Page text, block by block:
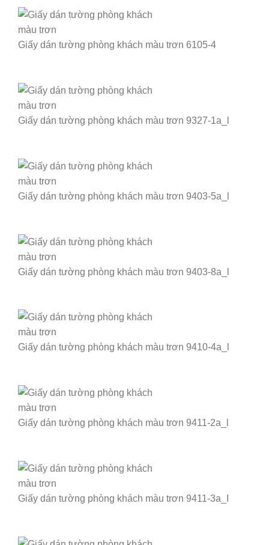
Giấy dán tường phòng khách màu trơn 6105-4
Giấy dán tường phòng khách màu trơn 9327-1a_l
Giấy dán tường phòng khách màu trơn 9403-5a_l
Giấy dán tường phòng khách màu trơn 9403-8a_l
Giấy dán tường phòng khách màu trơn 9410-4a_l
Giấy dán tường phòng khách màu trơn 9411-2a_l
Giấy dán tường phòng khách màu trơn 9411-3a_I